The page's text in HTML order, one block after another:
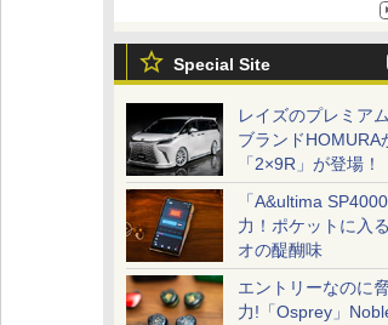
Special Site
レイズのプレミア
ブランドHOMURA
「2×9R」が登場！
「A&ultima
力！ポケットに入
オの醍醐味
エントリーなのに
力!「Osprey」